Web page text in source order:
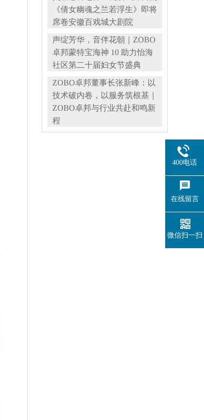
《倩女幽魂之兰若浮生》即将
席卷安徽百戏城大剧院
声绽芳华，音伴花朝｜ZOBO
卓邦蒙特宝海神 10 助力怡海
社区第二十届妇女节盛典
ZOBO卓邦董事长张新峰：以
技术破内卷，以服务筑根基｜
ZOBO卓邦与行业共赴和鸣新
程
400电话
在线留言
微信扫一扫